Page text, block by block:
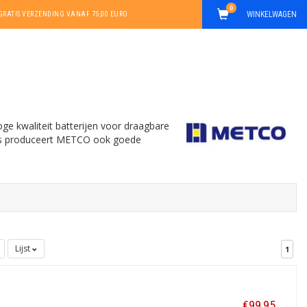
VERZENDING VANAF 75,00 EURO WINKELWAGEN
0
kwaliteit batterijen voor draagbare
METCO ook goede
Lijst 1